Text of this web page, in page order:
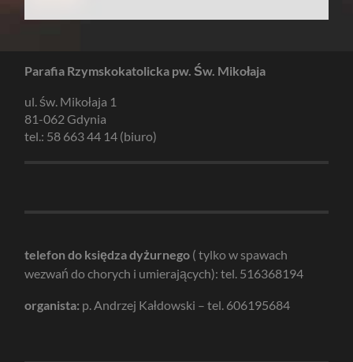
Parafia Rzymskokatolicka pw. Św. Mikołaja
ul. św. Mikołaja 1
81-062 Gdynia
tel.: 58 663 44 14 (biuro)
telefon do księdza dyżurnego ( tylko w spawach
wezwań do chorych i umierających): tel. 516368194
organista: p. Andrzej Kałdowski – tel. 606195684